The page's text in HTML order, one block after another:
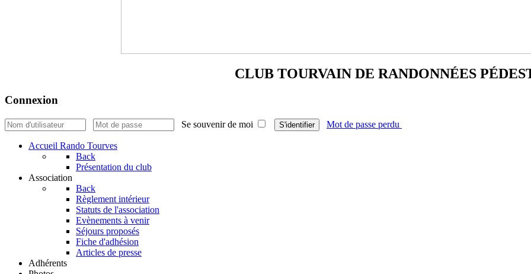
CLUB TOURVAIN DE RANDONNÉES
Connexion
Se souvenir de moi S'identifier Mot de passe perdu
Accueil Rando Tourves
Back
Présentation du club
Association
Back
Règlement intérieur
Statuts de l'association
Evènements à venir
Séjours proposés
Fiche d'adhésion
Articles de presse
Adhérents